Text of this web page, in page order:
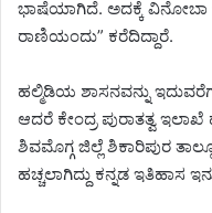
ಭಾಷೆಯಾಗಿದೆ. ಅದಕ್ಕೆ ವಿನೋಬಾ
ರಾಣಿಯಂದು” ಕರೆದಿದ್ದಾರೆ.
ಹಲ್ಮಿಡಿಯ ಶಾಸನವನ್ನು
ಆದರೆ ಕೇಂದ್ರ ಪುರಾತತ್ವ
ಶಿವಮೊಗ್ಗ ಜಿಲ್ಲೆ ಶಿಕಾರಿಪುರ
ಹಚ್ಚಲಾಗಿದ್ದು ಕನ್ನಡ ಇತಿಹಾಸ